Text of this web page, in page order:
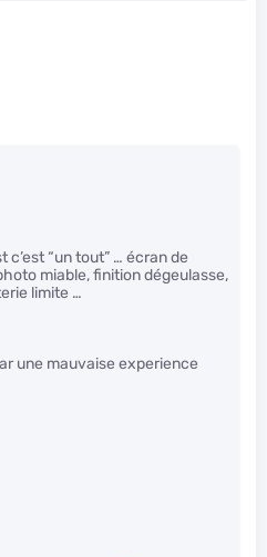
“un tout” … écran de
miable, finition dégeulasse,
limite …
une mauvaise experience